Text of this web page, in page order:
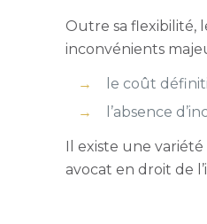
Outre sa flexibilité,
inconvénients
le coût
l’absence
Il existe une variété
avocat en droit de